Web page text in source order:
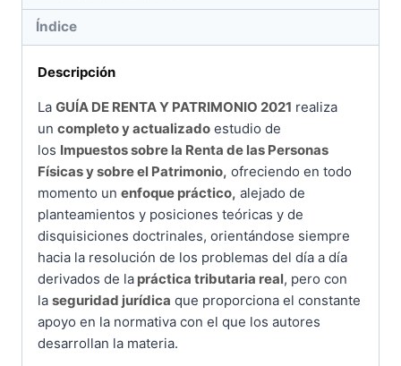
Índice
Descripción
La GUÍA DE RENTA Y PATRIMONIO 2021 realiza
un completo y actualizado estudio de
los Impuestos sobre la Renta de las Personas
Físicas y sobre el Patrimonio, ofreciendo en todo
momento un enfoque práctico, alejado de
planteamientos y posiciones teóricas y de
disquisiciones doctrinales, orientándose siempre
hacia la resolución de los problemas del día a día
derivados de la práctica tributaria real, pero con
la seguridad jurídica que proporciona el constante
apoyo en la normativa con el que los autores
desarrollan la materia.